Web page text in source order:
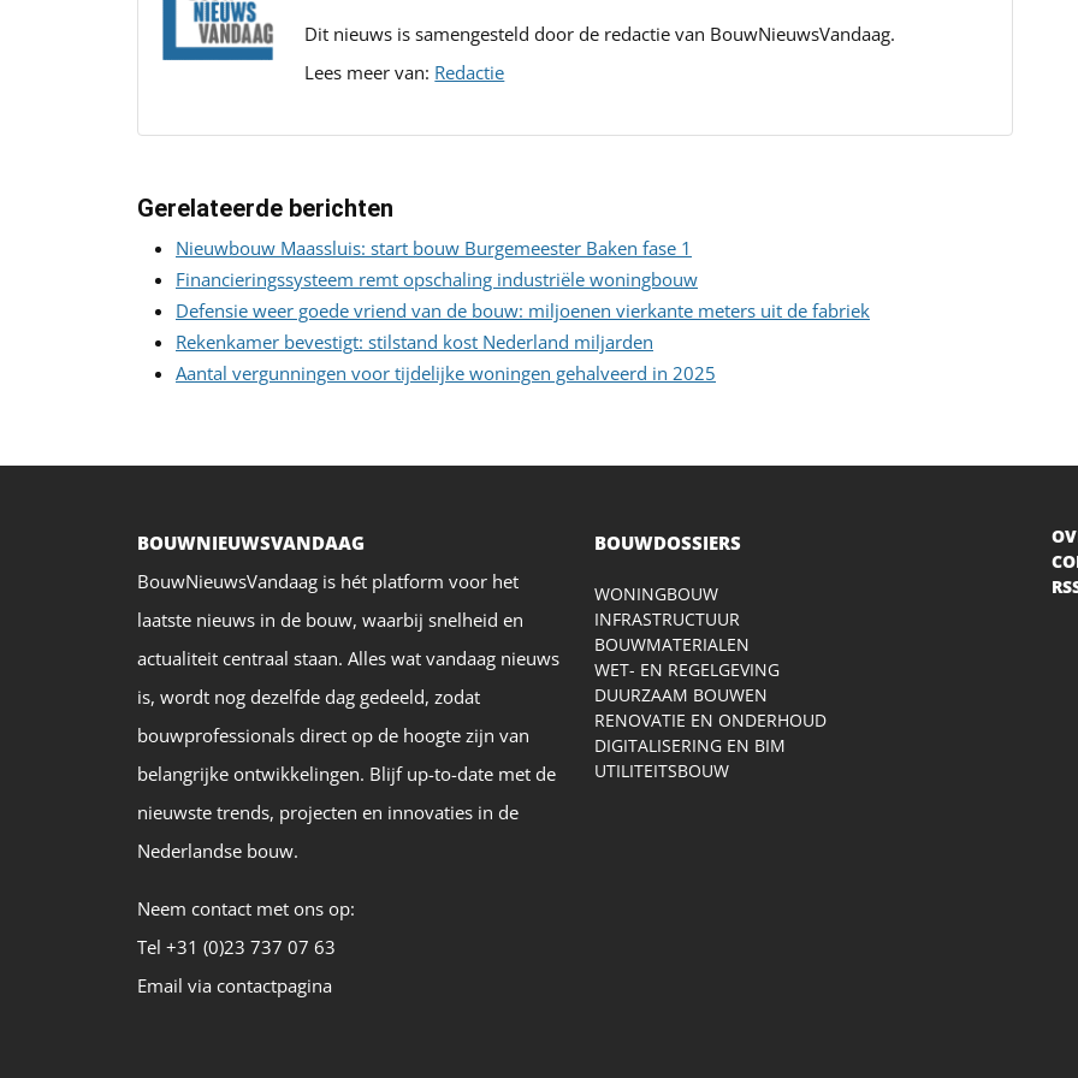
Dit nieuws is samengesteld door de redactie van BouwNieuwsVandaag.
Lees meer van: Redactie
Gerelateerde berichten
Nieuwbouw Maassluis: start bouw Burgemeester Baken fase 1
Financieringssysteem remt opschaling industriële woningbouw
Defensie weer goede vriend van de bouw: miljoenen vierkante meters uit de fabriek
Rekenkamer bevestigt: stilstand kost Nederland miljarden
Aantal vergunningen voor tijdelijke woningen gehalveerd in 2025
BOUWNIEUWSVANDAAG
BouwNieuwsVandaag is hét platform voor het
laatste nieuws in de bouw, waarbij snelheid en
actualiteit centraal staan. Alles wat vandaag nieuws
is, wordt nog dezelfde dag gedeeld, zodat
bouwprofessionals direct op de hoogte zijn van
belangrijke ontwikkelingen. Blijf up-to-date met de
nieuwste trends, projecten en innovaties in de
Nederlandse bouw.
Neem contact met ons op:
Tel +31 (0)23 737 07 63
Email via contactpagina
BOUWDOSSIERS
WONINGBOUW
INFRASTRUCTUUR
BOUWMATERIALEN
WET- EN REGELGEVING
DUURZAAM BOUWEN
RENOVATIE EN ONDERHOUD
DIGITALISERING EN BIM
UTILITEITSBOUW